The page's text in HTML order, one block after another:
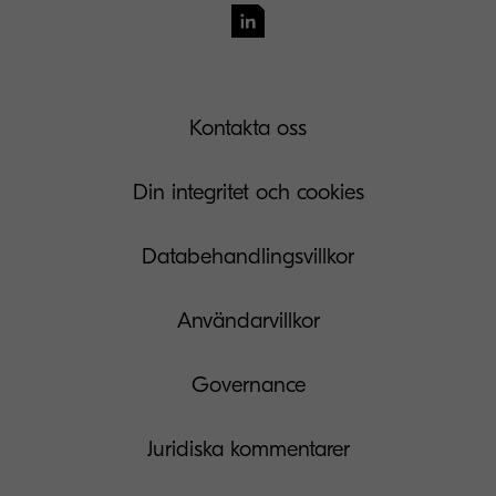
Kontakta oss
Din integritet och cookies
Databehandlingsvillkor
Användarvillkor
Governance
Juridiska kommentarer